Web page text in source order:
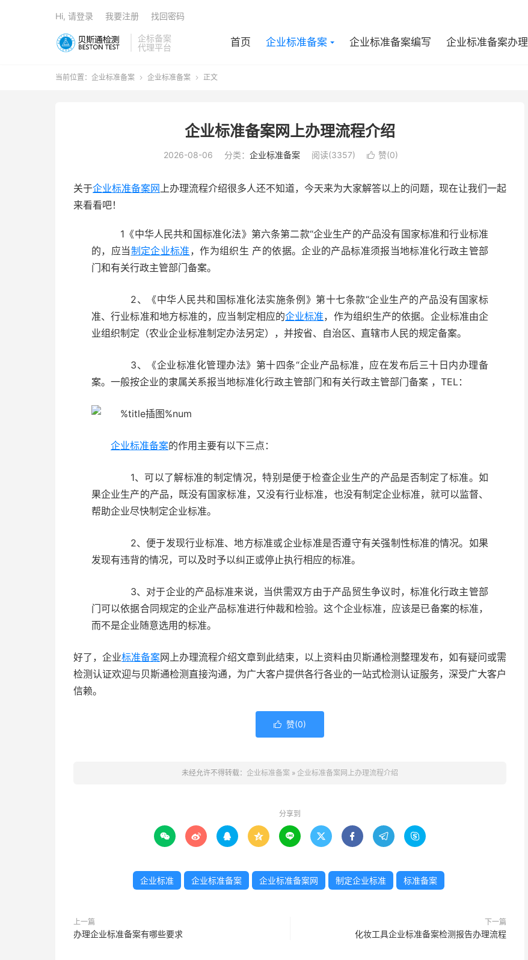
企标备案
代理平台
首页 企业标准备案 企业标准备案编写 企业标准备案办理
Hi, 请登录 我要注册 找回密码
当前位置： 企业标准备案  企业标准备案  正文
企业标准备案网上办理流程介绍
2026-08-06 分类： 企业标准备案 阅读(3357)  赞(0)
关于企业标准备案网上办理流程介绍很多人还不知道，今天来为大家解答以上的问题，现在让我们一起
来看看吧！
1《中华人民共和国标准化法》第六条第二款“企业生产的产品没有国家标准和行业标准
的，应当制定企业标准 ，作为组织生 产的依据。企业的产品标准须报当地标准化行政主管部
门和有关行政主管部门备案。
2、《中华人民共和国标准化法实施条例》第十七条款“企业生产的产品没有国家标
准、行业标准和地方标准的，应当制定相应的企业标准，作为组织生产的依据。企业标准由企
业组织制定（农业企业标准制定办法另定），并按省、自治区、直辖市人民的规定备案。
3、《企业标准化管理办法》第十四条“企业产品标准，应在发布后三十日内办理备
案。一般按企业的隶属关系报当地标准化行政主管部门和有关行政主管部门备案 ，TEL：
企业标准备案的作用主要有以下三点：
1、可以了解标准的制定情况，特别是便于检查企业生产的产品是否制定了标准。如
果企业生产的产品，既没有国家标准，又没有行业标准，也没有制定企业标准，就可以监督、
帮助企业尽快制定企业标准。
2、便于发现行业标准、地方标准或企业标准是否遵守有关强制性标准的情况。如果
发现有违背的情况，可以及时予以纠正或停止执行相应的标准。
3、对于企业的产品标准来说，当供需双方由于产品贸生争议时，标准化行政主管部
门可以依据合同规定的企业产品标准进行仲裁和检验。这个企业标准，应该是已备案的标准，
而不是企业随意选用的标准。
好了，企业标准备案网上办理流程介绍文章到此结束，以上资料由贝斯通检测整理发布，如有疑问或需
检测认证欢迎与贝斯通检测直接沟通，为广大客户提供各行各业的一站式检测认证服务，深受广大客户
信赖。
 赞(0)
未经允许不得转载： 企业标准备案 » 企业标准备案网上办理流程介绍
分享到
        
企业标准 企业标准备案 企业标准备案网 制定企业标准 标准备案
上一篇
办理企业标准备案有哪些要求
下一篇
化妆工具企业标准备案检测报告办理流程